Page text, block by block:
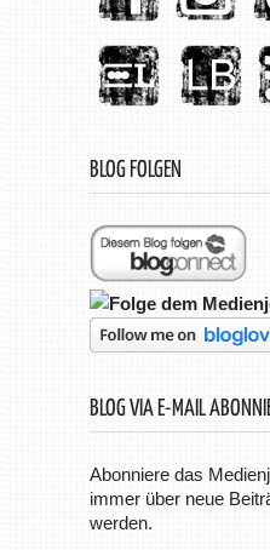
BLOG FOLGEN
BLOG VIA E-MAIL
Abonniere das
immer über neue
werden.